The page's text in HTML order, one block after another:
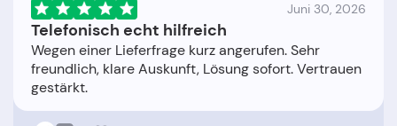
Juni 30, 2026
Telefonisch echt hilfreich
Wegen einer Lieferfrage kurz angerufen. Sehr
freundlich, klare Auskunft, Lösung sofort. Vertrauen